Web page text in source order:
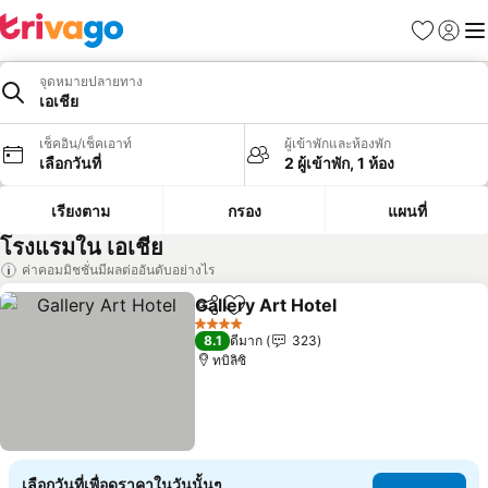
รายการโป
เข้าสู่ร
เมนู
จุดหมายปลายทาง
เอเชีย
เช็คอิน/เช็คเอาท์
เลือกวันที่
ผู้เข้าพักและห้องพัก
2 ผู้เข้าพัก, 1 ห้อง
เรียงตาม กรอง แผนที่
โรงแรมใน เอเชีย
ค่าคอมมิชชั่นมีผลต่ออันดับอย่างไร
แชร์ เพิ่มในรายการโปรด
Gallery Art Hotel
4 ดาว
8.1 ดีมาก
323
ทบิลิซิ
เลือกวันที่เพื่อดูราคาในวันนั้นๆ